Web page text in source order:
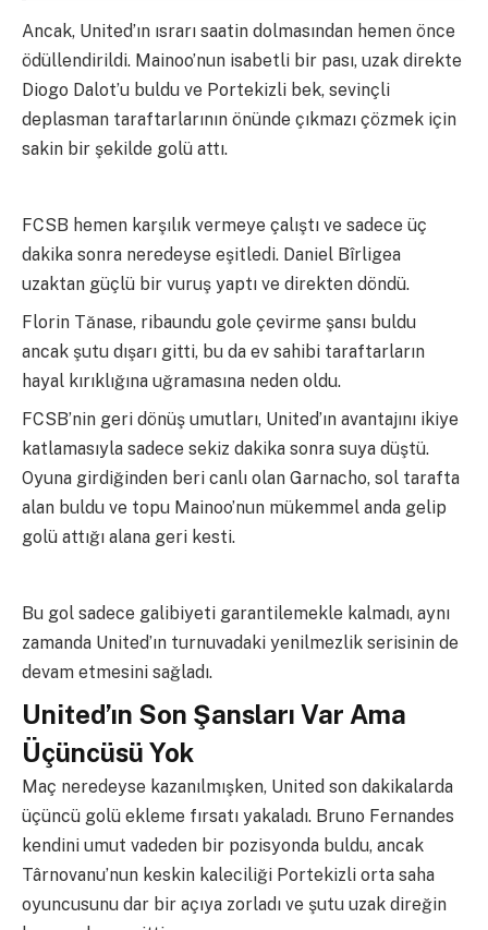
Ancak, United’ın ısrarı saatin dolmasından hemen önce
ödüllendirildi. Mainoo’nun isabetli bir pası, uzak direkte
Diogo Dalot’u buldu ve Portekizli bek, sevinçli
deplasman taraftarlarının önünde çıkmazı çözmek için
sakin bir şekilde golü attı.
FCSB hemen karşılık vermeye çalıştı ve sadece üç
dakika sonra neredeyse eşitledi. Daniel Bîrligea
uzaktan güçlü bir vuruş yaptı ve direkten döndü.
Florin Tănase, ribaundu gole çevirme şansı buldu
ancak şutu dışarı gitti, bu da ev sahibi taraftarların
hayal kırıklığına uğramasına neden oldu.
FCSB’nin geri dönüş umutları, United’ın avantajını ikiye
katlamasıyla sadece sekiz dakika sonra suya düştü.
Oyuna girdiğinden beri canlı olan Garnacho, sol tarafta
alan buldu ve topu Mainoo’nun mükemmel anda gelip
golü attığı alana geri kesti.
Bu gol sadece galibiyeti garantilemekle kalmadı, aynı
zamanda United’ın turnuvadaki yenilmezlik serisinin de
devam etmesini sağladı.
United’ın Son Şansları Var Ama
Üçüncüsü Yok
Maç neredeyse kazanılmışken, United son dakikalarda
üçüncü golü ekleme fırsatı yakaladı. Bruno Fernandes
kendini umut vadeden bir pozisyonda buldu, ancak
Târnovanu’nun keskin kaleciliği Portekizli orta saha
oyuncusunu dar bir açıya zorladı ve şutu uzak direğin